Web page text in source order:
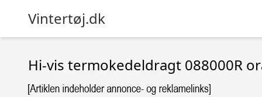
Vintertøj.dk
Hi-vis termokedeldragt 088000R